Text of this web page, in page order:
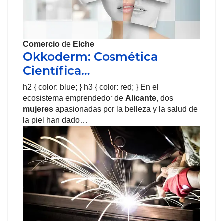
Comercio de Elche
Okkoderm: Cosmética
Científica…
h2 { color: blue; } h3 { color: red; } En el
ecosistema emprendedor de Alicante, dos
mujeres apasionadas por la belleza y la salud de
la piel han dado…